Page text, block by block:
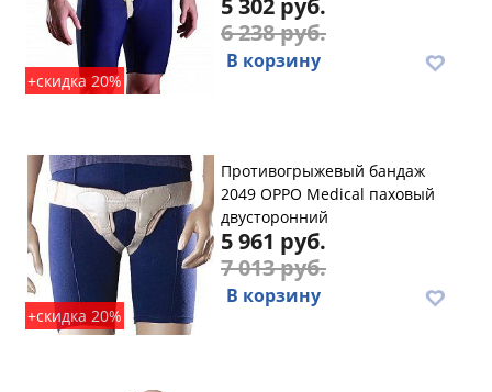
+скидка 20%
5 302 руб.
6 238 руб.
В корзину
+скидка 20%
Противогрыжевый бандаж
2049 OPPO Medical паховый
двусторонний
5 961 руб.
7 013 руб.
В корзину